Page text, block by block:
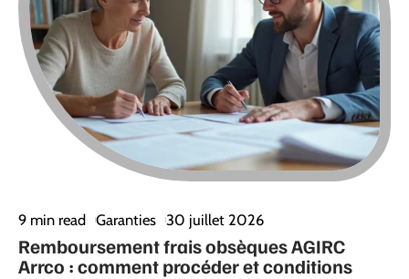
9 min read Garanties 30 juillet 2026
Remboursement frais obsèques AGIRC
Arrco : comment procéder et conditions